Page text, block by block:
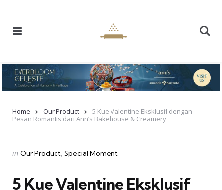
Home Our Product
5 Kue Valentine Eksklusif dengan
Pesan Romantis dari Ann’s Bakehouse & Creamery
Categories
Posted
in Our Product Special Moment
5 Kue Valentine Eksklusif